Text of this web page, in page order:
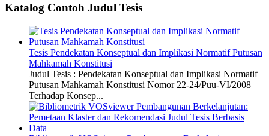
Katalog Contoh Judul Tesis
Tesis Pendekatan Konseptual dan Implikasi Normatif Putusan
Mahkamah Konstitusi
Judul Tesis : Pendekatan Konseptual dan Implikasi Normatif
Putusan Mahkamah Konstitusi Nomor 22-24/Puu-VI/2008
Terhadap Konsep...